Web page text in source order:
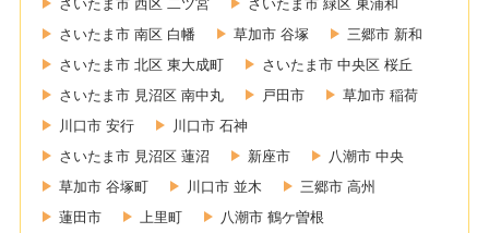
さいたま市 南区 白幡
草加市 谷塚
三郷市 新和
さいたま市 北区 東大成町
さいたま市 中央区 桜丘
さいたま市 見沼区 南中丸
戸田市
草加市 稲荷
川口市 安行
川口市 石神
さいたま市 見沼区 蓮沼
新座市
八潮市 中央
草加市 谷塚町
川口市 並木
三郷市 高州
蓮田市
上里町
八潮市 鶴ケ曽根